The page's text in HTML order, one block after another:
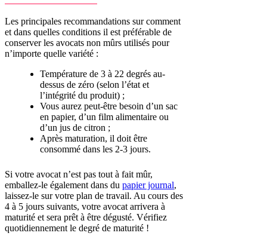
Les principales recommandations sur comment
et dans quelles conditions il est préférable de
conserver les avocats non mûrs utilisés pour
n’importe quelle variété :
Température de 3 à 22 degrés au-
dessus de zéro (selon l’état et
l’intégrité du produit) ;
Vous aurez peut-être besoin d’un sac
en papier, d’un film alimentaire ou
d’un jus de citron ;
Après maturation, il doit être
consommé dans les 2-3 jours.
Si votre avocat n’est pas tout à fait mûr,
emballez-le également dans du papier journal,
laissez-le sur votre plan de travail. Au cours des
4 à 5 jours suivants, votre avocat arrivera à
maturité et sera prêt à être dégusté. Vérifiez
quotidiennement le degré de maturité !